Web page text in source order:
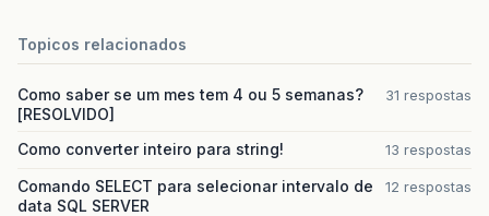
Topicos relacionados
Como saber se um mes tem 4 ou 5 semanas?
[RESOLVIDO]
31 respostas
Como converter inteiro para string! 13 respostas
Comando SELECT para selecionar intervalo de
data SQL SERVER
12 respostas